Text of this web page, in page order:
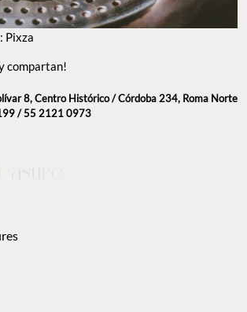
Pixza
compartan!
8, Centro Histórico / Córdoba 234, Roma Norte
/ 55 2121 0973